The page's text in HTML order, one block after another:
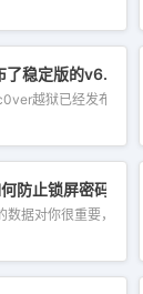
稳定版的v6.1.1
越狱已经发布了
防止锁屏密码被破
数据对你很重要，而你